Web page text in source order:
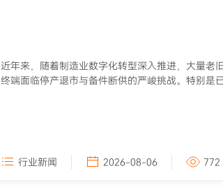
近年来，随着制造业数字化转型深入推进，大量老
终端面临停产退市与备件断供的严峻挑战。特别是
行业新闻 2026-08-06 772